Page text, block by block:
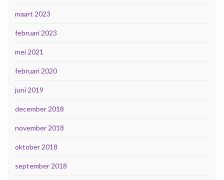
maart 2023
februari 2023
mei 2021
februari 2020
juni 2019
december 2018
november 2018
oktober 2018
september 2018